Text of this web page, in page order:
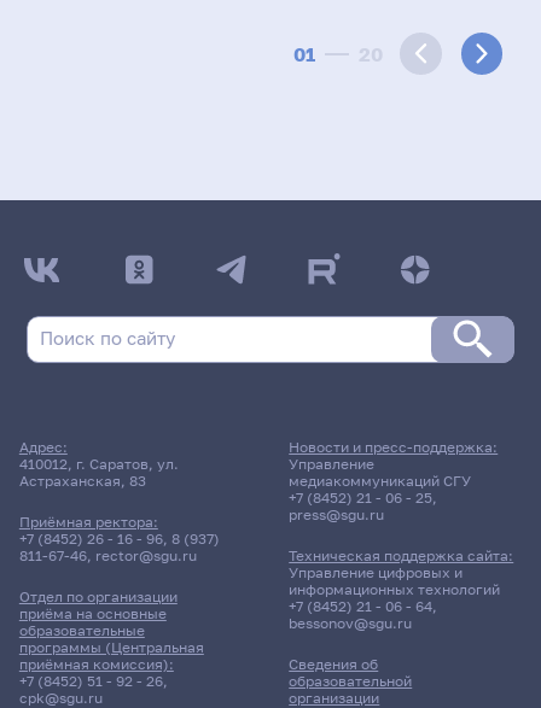
01 20
Адрес:
410012, г. Саратов, ул.
Астраханская, 83
Приёмная ректора:
+7 (8452) 26 - 16 - 96, 8 (937)
811-67-46, rector@sgu.ru
Отдел по организации
приёма на основные
образовательные
программы (Центральная
приёмная комиссия):
+7 (8452) 51 - 92 - 26,
cpk@sgu.ru
Сведения об
образовательной
организации
Новости и пресс-поддержка:
Управление
медиакоммуникаций СГУ
+7 (8452) 21 - 06 - 25,
press@sgu.ru
Техническая поддержка сайта:
Управление цифровых и
информационных технологий
+7 (8452) 21 - 06 - 64,
bessonov@sgu.ru